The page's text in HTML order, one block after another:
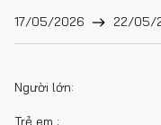
17/05/2026 22/05/
Người lớn:
Trẻ em :